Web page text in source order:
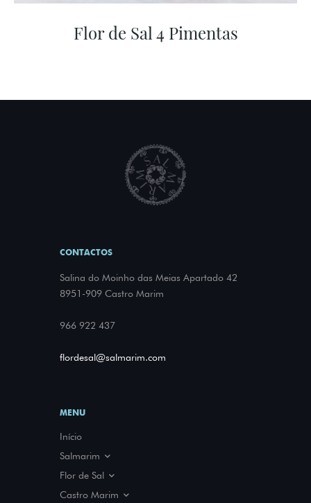
Flor de Sal 4 Pimentas
CONTACTOS
Salina do Moinho das Meias Apartado 42
8951-909 Castro Marim
966 922 437
flordesal@salmarim.com
MENU
Início
Salmarim
A nossa História
Parcerias
Flor de Sal
O que é
Castro Marim